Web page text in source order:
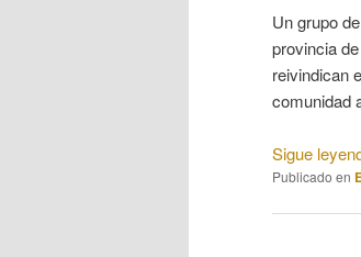
Un grupo
provincia
reivindican
comunidad
Sigue
Publicado en